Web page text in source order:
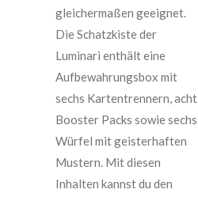
gleichermaßen geeignet.
Die Schatzkiste der
Luminari enthält eine
Aufbewahrungsbox mit
sechs Kartentrennern, acht
Booster Packs sowie sechs
Würfel mit geisterhaften
Mustern. Mit diesen
Inhalten kannst du den